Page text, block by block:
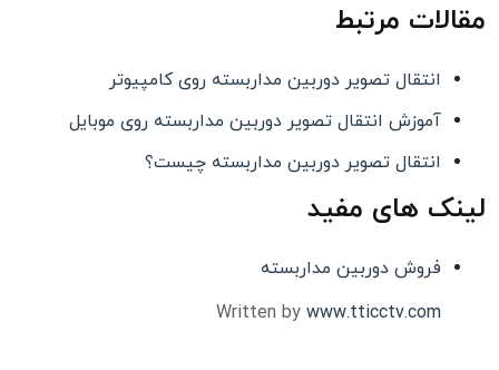
مقالات مرتبط
انتقال تصویر دوربین مداربسته روی کامپیوتر
آموزش انتقال تصویر دوربین مداربسته روی موبایل
انتقال تصویر دوربین مداربسته چیست؟
لینک های مفید
فروش دوربین مداربسته
Written by www.tticctv.com